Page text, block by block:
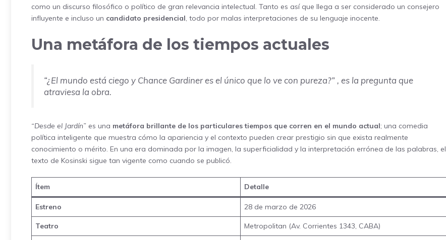
como un discurso filosófico o político de gran relevancia intelectual. Tanto es así que llega a ser considerado un consejero
influyente e incluso un candidato presidencial, todo por malas interpretaciones de su lenguaje inocente.
Una metáfora de los tiempos actuales
“¿El mundo está ciego y Chance Gardiner es el único que lo ve con pureza?” , es la pregunta que
atraviesa la obra.
“Desde el Jardín” es una metáfora brillante de los particulares tiempos que corren en el mundo actual; una comedia
política inteligente que muestra cómo la apariencia y el contexto pueden crear prestigio sin que exista realmente
conocimiento o mérito. En una era dominada por la imagen, la superficialidad y la interpretación errónea de las palabras, el
texto de Kosinski sigue tan vigente como cuando se publicó.
Ítem Detalle
Estreno 28 de marzo de 2026
Teatro Metropolitan (Av. Corrientes 1343, CABA)